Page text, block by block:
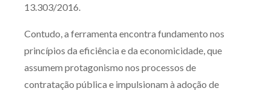
13.303/2016.
Contudo, a ferramenta encontra fundamento nos
princípios da eficiência e da economicidade, que
assumem protagonismo nos processos de
contratação pública e impulsionam à adoção de